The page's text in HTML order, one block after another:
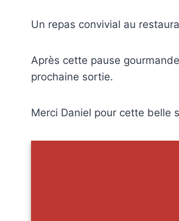
Un repas convivial au
Après cette pause
prochaine sortie.
Merci Daniel pour cette belle